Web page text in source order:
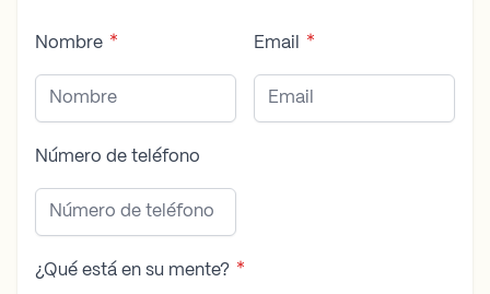
Nombre Email
Número de teléfono
¿Qué está en su mente?